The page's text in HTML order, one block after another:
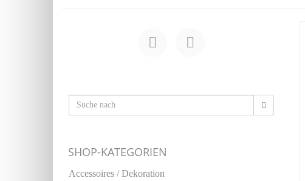
SHOP-KATEGORIEN
Accessoires / Dekoration